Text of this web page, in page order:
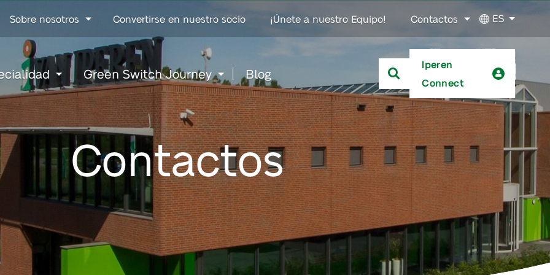
to
content
Sobre nosotros Convertirse en nuestro socio ¡Únete a nuestro Equipo! Contactos ES
Green Switch Journey Blog
Iperen
Connect
Contactos